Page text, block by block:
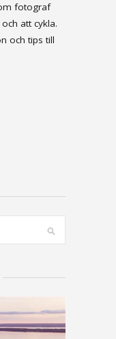
fotograf
att cykla.
och tips till